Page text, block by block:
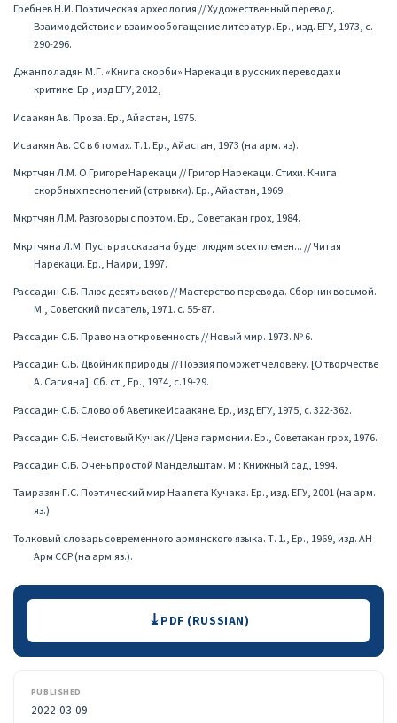
Гребнев Н.И. Поэтическая археология // Художественный перевод.
Взаимодействие и взаимообогащение литератур. Ер., изд. ЕГУ, 1973, с.
290-296.
Джанполадян М.Г. «Книга скорби» Нарекаци в русских переводах и
критике. Ер., изд ЕГУ, 2012,
Исаакян Ав. Проза. Ер., Айастан, 1975.
Исаакян Ав. СС в 6 томах. Т.1. Ер., Айастан, 1973 (на арм. яз).
Мкртчян Л.М. О Григоре Нарекаци // Григор Нарекаци. Стихи. Книга
скорбных песнопений (отрывки). Ер., Айастан, 1969.
Мкртчян Л.М. Разговоры с поэтом. Ер., Советакан грох, 1984.
Мкртчяна Л.М. Пусть рассказана будет людям всех племен... // Читая
Нарекаци. Ер., Наири, 1997.
Рассадин С.Б. Плюс десять веков // Мастерство перевода. Сборник восьмой.
М., Советский писатель, 1971. с. 55-87.
Рассадин С.Б. Право на откровенность // Новый мир. 1973. № 6.
Рассадин С.Б. Двойник природы // Поэзия поможет человеку. [О творчестве
А. Сагияна]. Сб. ст., Ер., 1974, с.19-29.
Рассадин С.Б. Слово об Аветике Исаакяне. Ер., изд ЕГУ, 1975, с. 322-362.
Рассадин С.Б. Неистовый Кучак // Цена гармонии. Ер., Советакан грох, 1976.
Рассадин С.Б. Очень простой Мандельштам. М.: Книжный сад, 1994.
Тамразян Г.С. Поэтический мир Наапета Кучака. Ер., изд. ЕГУ, 2001 (на арм.
яз.)
Толковый словарь современного армянского языка. Т. 1., Ер., 1969, изд. АН
Арм ССР (на арм.яз.).
Downloads PDF (RUSSIAN)
PUBLISHED
2022-03-09